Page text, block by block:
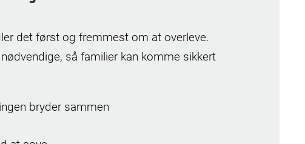
det først og fremmest om at overleve.
så familier kan komme sikkert
bryder sammen